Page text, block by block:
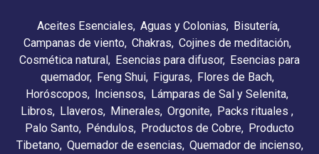
Aceites Esenciales Aguas y Colonias
Bisutería
Campanas de viento Chakras Cojines de meditación
Cosmética natural Esencias para difusor Esencias para
quemador
Feng Shui Figuras
Flores de Bach
Horóscopos
Inciensos
Lámparas de Sal y Selenita
Libros
Llaveros Minerales Orgonite Packs rituales
Palo Santo Péndulos Productos de Cobre Producto
Tibetano Quemador de esencias Quemador de incienso